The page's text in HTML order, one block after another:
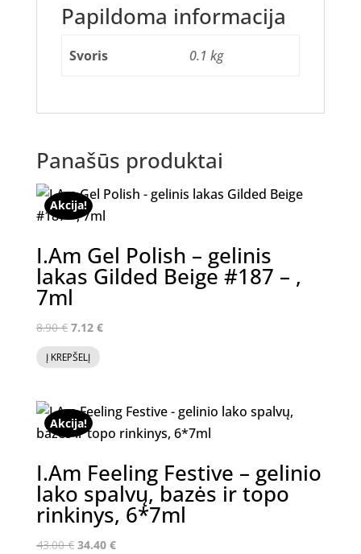
Papildoma informacija
Svoris 0.1 kg
Panašūs produktai
Akcija!
I.Am Gel Polish – gelinis
lakas Gilded Beige #187 – ,
7ml
8.90€ Original
price
was:
7.12 €Current
Į KREPŠELĮ
Akcija!
I.Am Feeling Festive – gelinio
lako spalvų, bazės ir topo
rinkinys, 6*7ml
43.00€ Original
34.40 €Current